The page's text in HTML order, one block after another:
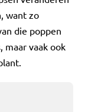
want zo
die poppen
maar vaak ook